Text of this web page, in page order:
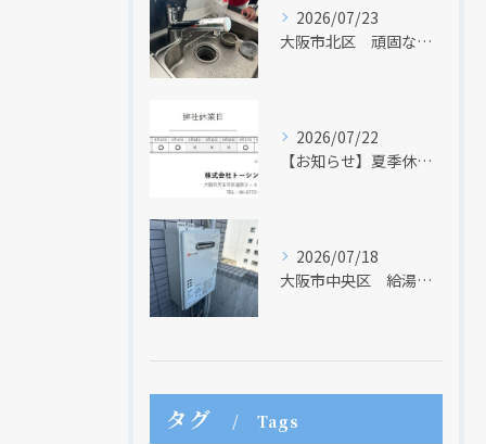
2026/07/23
大阪市北区 頑固な水アカはなかなか取れない・・・
2026/07/22
【お知らせ】夏季休業日のお知らせ【２０２６年】
2026/07/18
大阪市中央区 給湯器のリモコンが無くても、リモコンを設置する方法はあります
タグ Tags